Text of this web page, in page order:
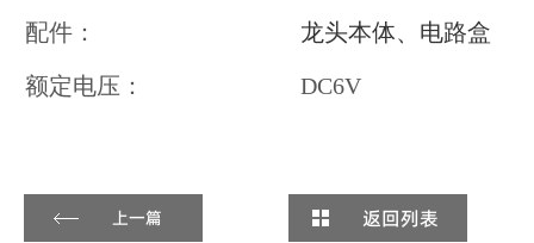
配件： 龙头本体、电路盒
额定电压： DC6V
上一篇 返回列表